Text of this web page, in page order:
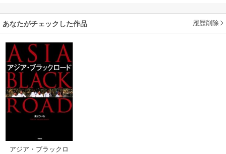
あなたがチェックした作品 履歴削除
アジア・ブラックロ